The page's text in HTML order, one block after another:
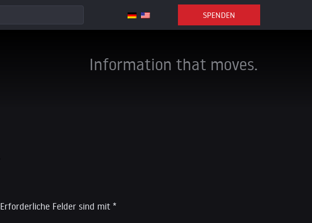
SPENDEN
Information that moves.
Erforderliche Felder sind mit *